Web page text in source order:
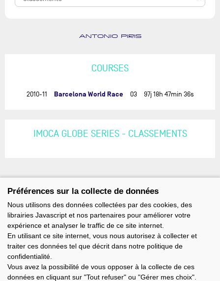
ANTONIO PIRIS
COURSES
2010-11 Barcelona World Race 03 97j 18h 47min 36s
IMOCA GLOBE SERIES - CLASSEMENTS
Préférences sur la collecte de données
Nous utilisons des données collectées par des cookies, des
librairies Javascript et nos partenaires pour améliorer votre
expérience et analyser le traffic de ce site internet.
En utilisant ce site internet, vous nous autorisez à collecter et
traiter ces données tel que décrit dans notre politique de
confidentialité.
Vous avez la possibilité de vous opposer à la collecte de ces
données en cliquant sur "Tout refuser" ou "Gérer mes choix".